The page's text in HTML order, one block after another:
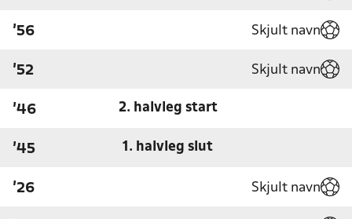
'56 Skjult navn
'52 Skjult navn
'46 2. halvleg start
'45 1. halvleg slut
'26 Skjult navn